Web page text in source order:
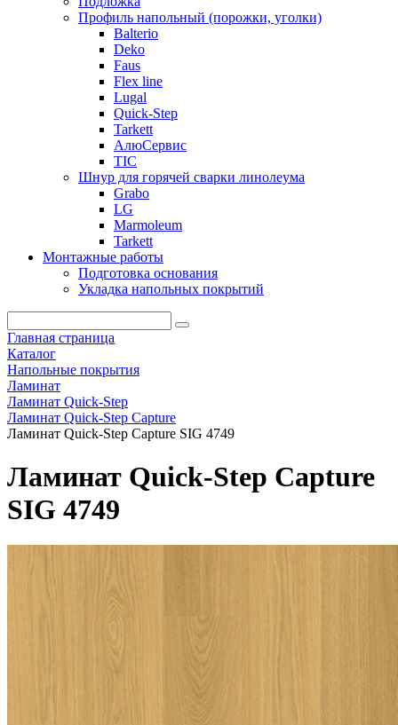
Профиль напольный (порожки, уголки)
Balterio
Deko
Faus
Flex line
Lugal
Quick-Step
Tarkett
АлюСервис
ТІС
Шнур для горячей сварки линолеума
Grabo
LG
Marmoleum
Tarkett
Монтажные работы
Подготовка основания
Укладка напольных покрытий
Главная страница
Каталог
Напольные покрытия
Ламинат
Ламинат Quick-Step
Ламинат Quick-Step Capture
Ламинат Quick-Step Capture SIG 4749
Ламинат Quick-Step Capture
SIG 4749